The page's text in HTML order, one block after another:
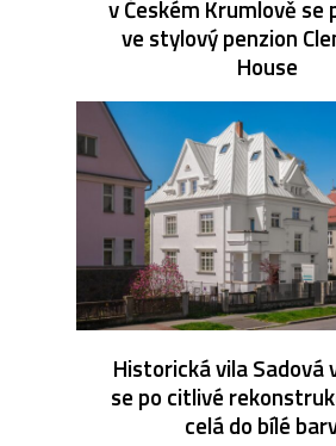
v Českém Krumlově se
ve stylový penzion
House
Historická vila Sadová
se po citlivé
celá do bílé